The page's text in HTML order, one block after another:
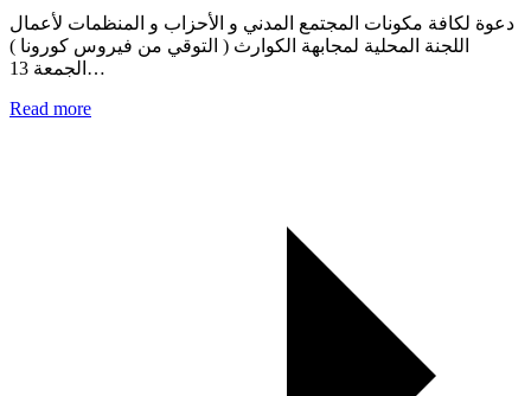
دعوة لكافة مكونات المجتمع المدني و الأحزاب و المنظمات لأعمال
اللجنة المحلية لمجابهة الكوارث ( التوقي من فيروس كورونا )
الجمعة 13…
Read more